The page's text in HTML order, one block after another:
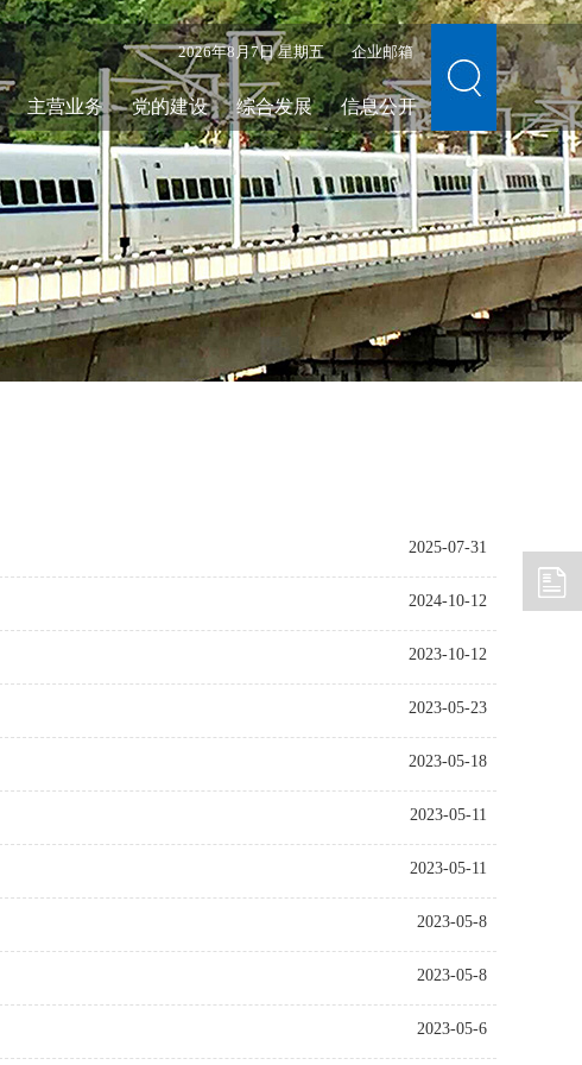
2026年8月7日 星期五 企业邮箱
主营业务 党的建设 综合发展 信息公开
2025-07-31
2024-10-12
2023-10-12
2023-05-23
2023-05-18
2023-05-11
2023-05-11
2023-05-8
2023-05-8
2023-05-6